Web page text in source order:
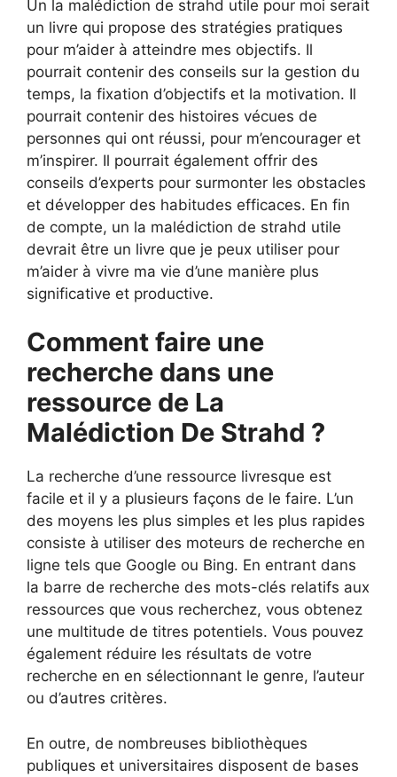
Un la malédiction de strahd utile pour moi serait
un livre qui propose des stratégies pratiques
pour m’aider à atteindre mes objectifs. Il
pourrait contenir des conseils sur la gestion du
temps, la fixation d’objectifs et la motivation. Il
pourrait contenir des histoires vécues de
personnes qui ont réussi, pour m’encourager et
m’inspirer. Il pourrait également offrir des
conseils d’experts pour surmonter les obstacles
et développer des habitudes efficaces. En fin
de compte, un la malédiction de strahd utile
devrait être un livre que je peux utiliser pour
m’aider à vivre ma vie d’une manière plus
significative et productive.
Comment faire une
recherche dans une
ressource de La
Malédiction De Strahd ?
La recherche d’une ressource livresque est
facile et il y a plusieurs façons de le faire. L’un
des moyens les plus simples et les plus rapides
consiste à utiliser des moteurs de recherche en
ligne tels que Google ou Bing. En entrant dans
la barre de recherche des mots-clés relatifs aux
ressources que vous recherchez, vous obtenez
une multitude de titres potentiels. Vous pouvez
également réduire les résultats de votre
recherche en en sélectionnant le genre, l’auteur
ou d’autres critères.
En outre, de nombreuses bibliothèques
publiques et universitaires disposent de bases